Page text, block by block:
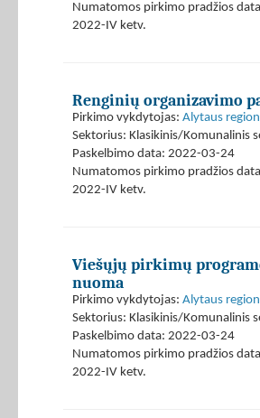
Numatomos pirkimo pradžios
2022-IV ketv.
Renginių organizavimo
Pirkimo vykdytojas: Alytaus
Sektorius: Klasikinis/Komunalinis
Paskelbimo data: 2022-03-24
Numatomos pirkimo pradžios
2022-IV ketv.
Viešųjų pirkimų
nuoma
Pirkimo vykdytojas: Alytaus
Sektorius: Klasikinis/Komunalinis
Paskelbimo data: 2022-03-24
Numatomos pirkimo pradžios
2022-IV ketv.